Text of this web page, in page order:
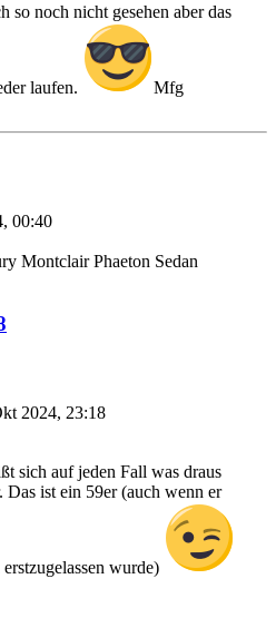
so noch nicht gesehen aber das
laufen.
Mfg
00:40
Montclair Phaeton Sedan
2024, 23:18
sich auf jeden Fall was draus
ist ein 59er (auch wenn er
wurde)